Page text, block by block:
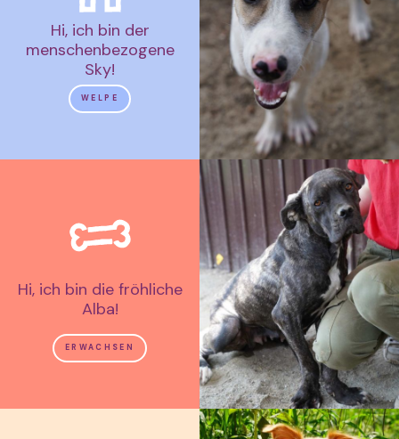
Hi, ich bin der
menschenbezogene
Sky!
WELPE
Hi, ich bin die fröhliche
Alba!
ERWACHSEN